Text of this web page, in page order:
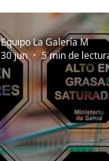
Equipo La Galería M
30 jun
5 min de